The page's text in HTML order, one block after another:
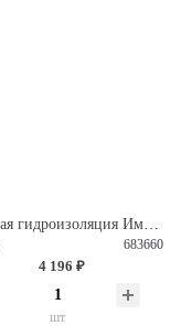
683660
4 196 ₽
шт